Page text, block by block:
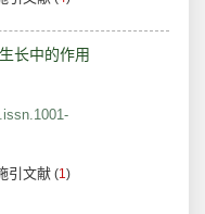
长中的作用
引文献 (1)